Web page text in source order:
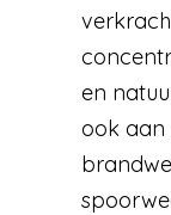
en
ook aan